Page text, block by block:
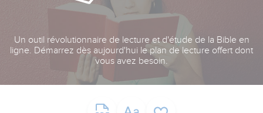
Un outil révolutionnaire de lecture et d'étude de la Bible en
ligne. Démarrez dès aujourd'hui le plan de lecture offert dont
vous avez besoin.